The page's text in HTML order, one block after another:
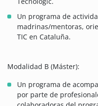
Un programa de
madrinas/mentoras,
TIC en Cataluña.
Modalidad B (Máster):
Un programa de
por parte de